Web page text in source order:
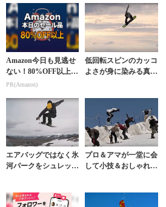
Amazon今日も見逃せ
ない！80%OFF以上が
続々登場
PR(Amazon)
低回転スピンのカッコ
よさが身に染みる真夏
エアバッグではなく氷
河パークをシュレッド
プロ＆アマが一堂に会
して小技＆おしゃれト